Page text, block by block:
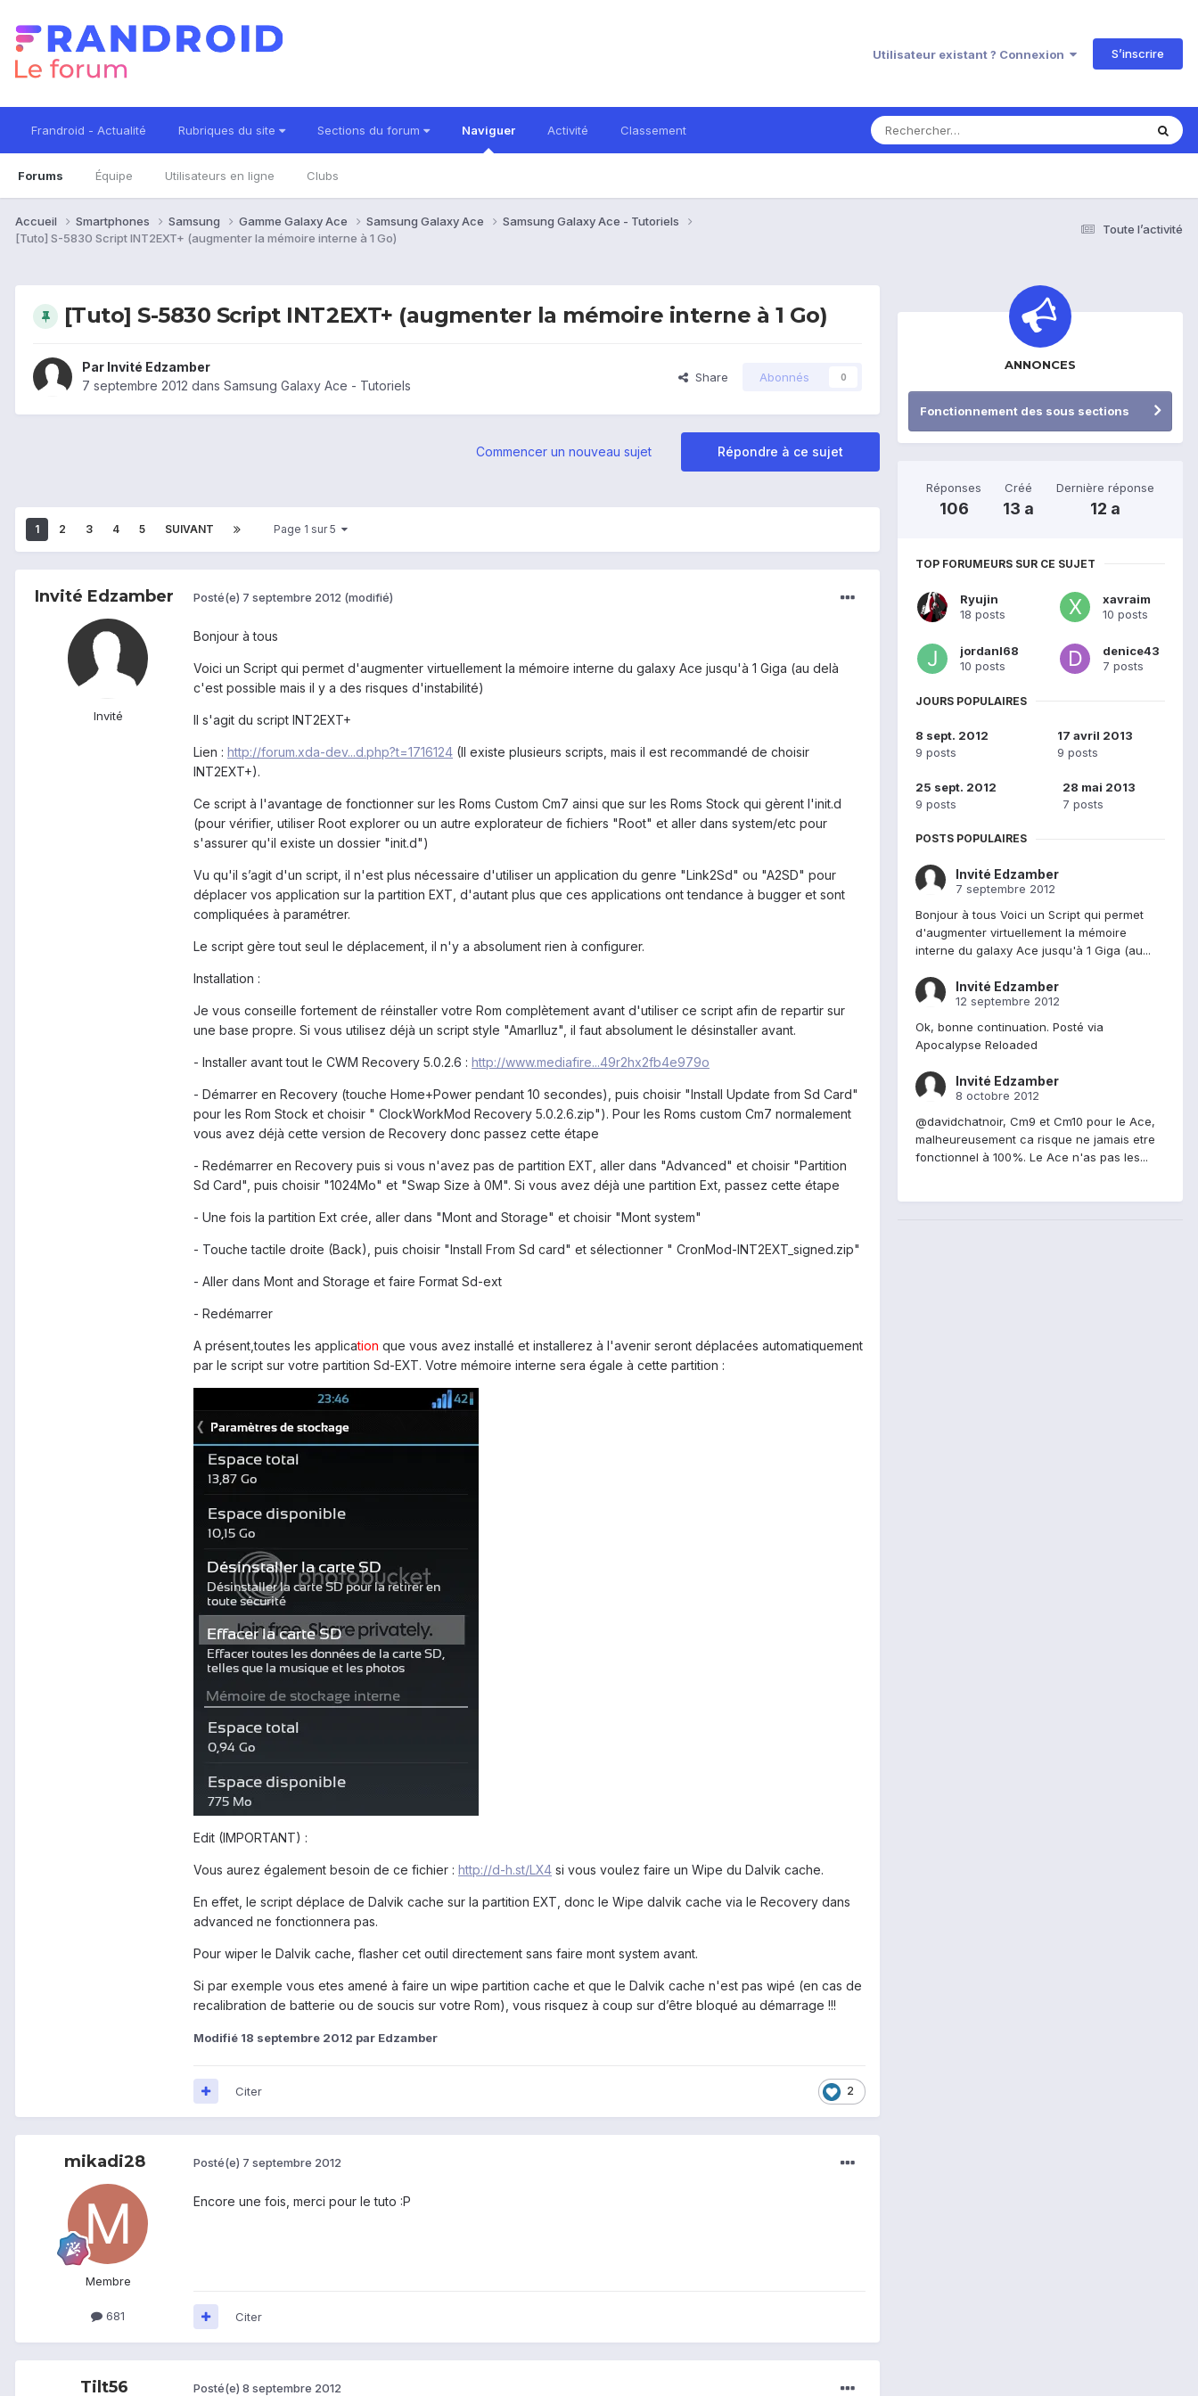
Utilisateur existant ? Connexion S’inscrire
Frandroid - Actualité Rubriques du site Sections du forum Naviguer
Forums Équipe Utilisateurs en ligne Clubs
Activité Classement
Toute l’activité
Accueil Smartphones Samsung Gamme Galaxy Ace Samsung Galaxy Ace
Samsung Galaxy Ace - Tutoriels
[Tuto] S-5830 Script INT2EXT+ (augmenter la mémoire interne à 1 Go)
[Tuto] S-5830 Script INT2EXT+ (augmenter la mémoire interne à 1 Go)
Par Invité Edzamber
7 septembre 2012 dans Samsung Galaxy Ace - Tutoriels
Share Abonnés 0
Répondre à ce sujet
Commencer un nouveau sujet
1 2 3 4 5 SUIVANT Page 1 sur 5
Invité Edzamber
Invité
Posté(e) 7 septembre 2012 (modifié)
Bonjour à tous
Voici un Script qui permet d'augmenter virtuellement la mémoire interne du galaxy Ace jusqu'à 1 Giga (au delà
c'est possible mais il y a des risques d'instabilité)
Il s'agit du script INT2EXT+
Lien : http://forum.xda-dev...d.php?t=1716124 (Il existe plusieurs scripts, mais il est recommandé de choisir
INT2EXT+).
Ce script à l'avantage de fonctionner sur les Roms Custom Cm7 ainsi que sur les Roms Stock qui gèrent l'init.d
(pour vérifier, utiliser Root explorer ou un autre explorateur de fichiers "Root" et aller dans system/etc pour
s'assurer qu'il existe un dossier "init.d")
Vu qu'il s’agit d'un script, il n'est plus nécessaire d'utiliser un application du genre "Link2Sd" ou "A2SD" pour
déplacer vos application sur la partition EXT, d'autant plus que ces applications ont tendance à bugger et sont
compliquées à paramétrer.
Le script gère tout seul le déplacement, il n'y a absolument rien à configurer.
Installation :
Je vous conseille fortement de réinstaller votre Rom complètement avant d'utiliser ce script afin de repartir sur
une base propre. Si vous utilisez déjà un script style "Amarlluz", il faut absolument le désinstaller avant.
- Installer avant tout le CWM Recovery 5.0.2.6 : http://www.mediafire...49r2hx2fb4e979o
- Démarrer en Recovery (touche Home+Power pendant 10 secondes), puis choisir "Install Update from Sd Card"
pour les Rom Stock et choisir " ClockWorkMod Recovery 5.0.2.6.zip"). Pour les Roms custom Cm7 normalement
vous avez déjà cette version de Recovery donc passez cette étape
- Redémarrer en Recovery puis si vous n'avez pas de partition EXT, aller dans "Advanced" et choisir "Partition
Sd Card", puis choisir "1024Mo" et "Swap Size à 0M". Si vous avez déjà une partition Ext, passez cette étape
- Une fois la partition Ext crée, aller dans "Mont and Storage" et choisir "Mont system"
- Touche tactile droite (Back), puis choisir "Install From Sd card" et sélectionner " CronMod-INT2EXT_signed.zip"
- Aller dans Mont and Storage et faire Format Sd-ext
- Redémarrer
A présent,toutes les application que vous avez installé et installerez à l'avenir seront déplacées automatiquement
par le script sur votre partition Sd-EXT. Votre mémoire interne sera égale à cette partition :
Edit (IMPORTANT) :
Vous aurez également besoin de ce fichier : http://d-h.st/LX4 si vous voulez faire un Wipe du Dalvik cache.
En effet, le script déplace de Dalvik cache sur la partition EXT, donc le Wipe dalvik cache via le Recovery dans
advanced ne fonctionnera pas.
Pour wiper le Dalvik cache, flasher cet outil directement sans faire mont system avant.
Si par exemple vous etes amené à faire un wipe partition cache et que le Dalvik cache n'est pas wipé (en cas de
recalibration de batterie ou de soucis sur votre Rom), vous risquez à coup sur d’être bloqué au démarrage !!!
Modifié 18 septembre 2012 par Edzamber
2
Citer
mikadi28
Membre
681
Posté(e) 7 septembre 2012
Encore une fois, merci pour le tuto :P
Citer
Tilt56 Posté(e) 8 septembre 2012
ANNONCES
Fonctionnement des sous sections
Réponses
106
Créé
13 a
Dernière réponse
12 a
TOP FORUMEURS SUR CE SUJET
Ryujin
18 posts
xavraim
10 posts
jordanl68
10 posts
denice43
7 posts
JOURS POPULAIRES
8 sept. 2012
9 posts
17 avril 2013
9 posts
25 sept. 2012
9 posts
28 mai 2013
7 posts
POSTS POPULAIRES
Invité Edzamber
7 septembre 2012
Bonjour à tous Voici un Script qui permet
d'augmenter virtuellement la mémoire
interne du galaxy Ace jusqu'à 1 Giga (au...
Invité Edzamber
12 septembre 2012
Ok, bonne continuation. Posté via
Apocalypse Reloaded
Invité Edzamber
8 octobre 2012
@davidchatnoir, Cm9 et Cm10 pour le Ace,
malheureusement ca risque ne jamais etre
fonctionnel à 100%. Le Ace n'as pas les...